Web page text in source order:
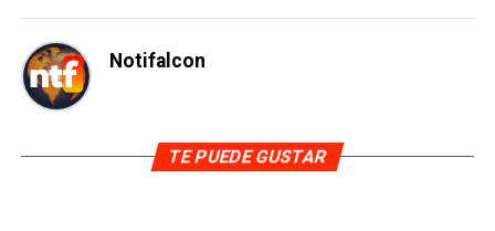
Notifalcon
TE PUEDE GUSTAR